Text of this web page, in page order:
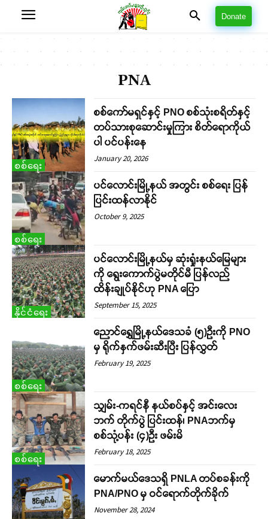
Donate
PNA
စစ်ရေး
စစ်ကော်မရှင်နှင့် PNO စစ်သုံးစရိတ်နှင့်
တပ်သားစုဆောင်းမှုကြား စိတ်ရောကိုယ်
ပါ ပင်ပန်းနေ
January 20, 2026
စစ်ရေး
ပင်လောင်းမြို့နယ် အတွင်း စစ်ရေး ပြန်
ပြင်းထန်လာနိုင်
October 9, 2025
နိုင်ငံရေး
ပင်လောင်းမြို့နယ်မှ ဆုံးရှုံးနယ်မြေများ
ကို ရွေးကောက်ပွဲမတိုင်မီ ပြန်လည်
ထိန်းချုပ်နိုင်ဟု PNA ပြော
September 15, 2025
စစ်ရေး
ညောင်ရွှေမြို့နယ်ဒေသခံ (၅)ဉီးကို PNO
မှ ရိုက်နှက်ဖမ်းဆီးပြီး ပြန်လွှတ်
February 19, 2025
စစ်ရေး
သျှမ်း-ကရင်နီ နယ်စပ်နှင့် အင်းလေး
ဘက် တိုက်ပွဲ ပြင်းထန်၊ PNAဘက်မှ
စစ်သုံ့ပန်း (၄)ဦး ဖမ်းမိ
February 18, 2025
မောက်မယ်ဒေသရှိ PNLA တပ်စခန်းကို
PNA/PNO မှ ဝင်ရောက်တိုက်ခိုက်
November 28, 2024